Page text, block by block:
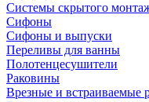
Системы скрытого
Сифоны
Сифоны и выпуски
Переливы для ванны
Полотенцесушители
Раковины
Врезные и встраиваемые